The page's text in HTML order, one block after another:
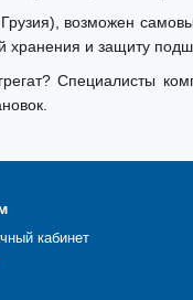
возможен
и защиту
Специалисты
кабинет